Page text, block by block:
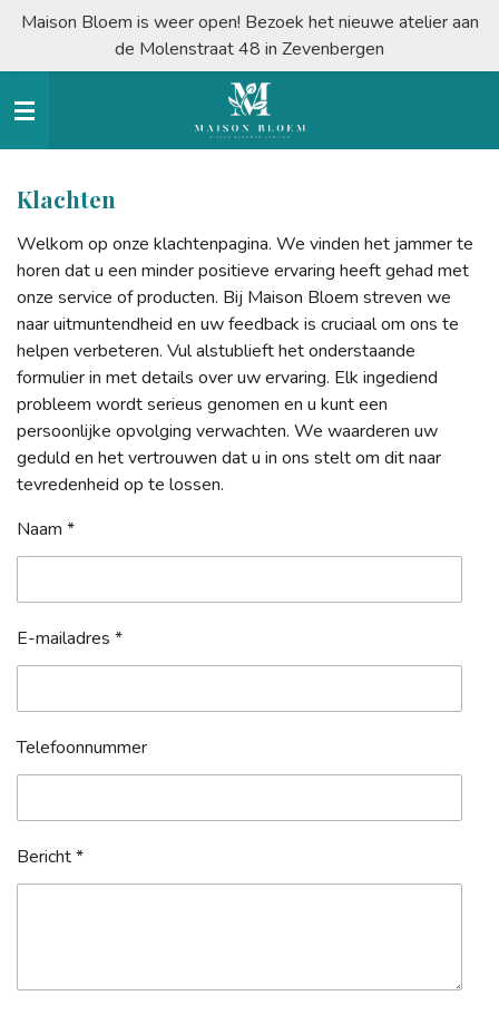
Ga
naar
de
Maison Bloem is weer open! Bezoek het nieuwe atelier aan
de Molenstraat 48 in Zevenbergen
Klachten
Welkom op onze klachtenpagina. We vinden het jammer te
horen dat u een minder positieve ervaring heeft gehad met
onze service of producten. Bij Maison Bloem streven we
naar uitmuntendheid en uw feedback is cruciaal om ons te
helpen verbeteren. Vul alstublieft het onderstaande
formulier in met details over uw ervaring. Elk ingediend
probleem wordt serieus genomen en u kunt een
persoonlijke opvolging verwachten. We waarderen uw
geduld en het vertrouwen dat u in ons stelt om dit naar
tevredenheid op te lossen.
Naam *
E-mailadres *
Telefoonnummer
Bericht *